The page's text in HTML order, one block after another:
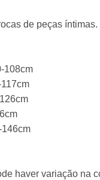
de peças íntimas.
108cm
haver variação na